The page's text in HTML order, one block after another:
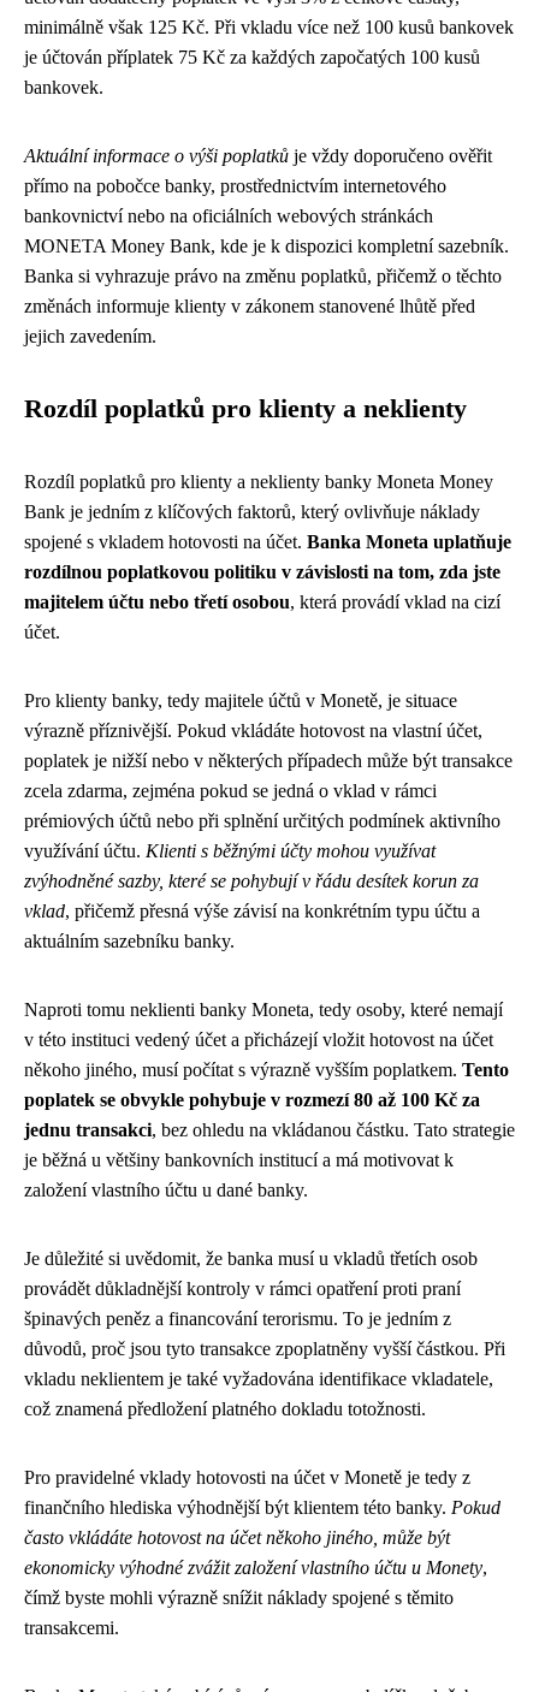
minimálně však 125 Kč. Při vkladu více než 100 kusů bankovek
je účtován příplatek 75 Kč za každých započatých 100 kusů
bankovek.
Aktuální informace o výši poplatků je vždy doporučeno ověřit
přímo na pobočce banky, prostřednictvím internetového
bankovnictví nebo na oficiálních webových stránkách
MONETA Money Bank, kde je k dispozici kompletní sazebník.
Banka si vyhrazuje právo na změnu poplatků, přičemž o těchto
změnách informuje klienty v zákonem stanovené lhůtě před
jejich zavedením.
Rozdíl poplatků pro klienty a neklienty
Rozdíl poplatků pro klienty a neklienty banky Moneta Money
Bank je jedním z klíčových faktorů, který ovlivňuje náklady
spojené s vkladem hotovosti na účet. Banka Moneta uplatňuje
rozdílnou poplatkovou politiku v závislosti na tom, zda jste
majitelem účtu nebo třetí osobou, která provádí vklad na cizí
účet.
Pro klienty banky, tedy majitele účtů v Monetě, je situace
výrazně příznivější. Pokud vkládáte hotovost na vlastní účet,
poplatek je nižší nebo v některých případech může být transakce
zcela zdarma, zejména pokud se jedná o vklad v rámci
prémiových účtů nebo při splnění určitých podmínek aktivního
využívání účtu. Klienti s běžnými účty mohou využívat
zvýhodněné sazby, které se pohybují v řádu desítek korun za
vklad, přičemž přesná výše závisí na konkrétním typu účtu a
aktuálním sazebníku banky.
Naproti tomu neklienti banky Moneta, tedy osoby, které nemají
v této instituci vedený účet a přicházejí vložit hotovost na účet
někoho jiného, musí počítat s výrazně vyšším poplatkem. Tento
poplatek se obvykle pohybuje v rozmezí 80 až 100 Kč za
jednu transakci, bez ohledu na vkládanou částku. Tato strategie
je běžná u většiny bankovních institucí a má motivovat k
založení vlastního účtu u dané banky.
Je důležité si uvědomit, že banka musí u vkladů třetích osob
provádět důkladnější kontroly v rámci opatření proti praní
špinavých peněz a financování terorismu. To je jedním z
důvodů, proč jsou tyto transakce zpoplatněny vyšší částkou. Při
vkladu neklientem je také vyžadována identifikace vkladatele,
což znamená předložení platného dokladu totožnosti.
Pro pravidelné vklady hotovosti na účet v Monetě je tedy z
finančního hlediska výhodnější být klientem této banky. Pokud
často vkládáte hotovost na účet někoho jiného, může být
ekonomicky výhodné zvážit založení vlastního účtu u Monety,
čímž byste mohli výrazně snížit náklady spojené s těmito
transakcemi.